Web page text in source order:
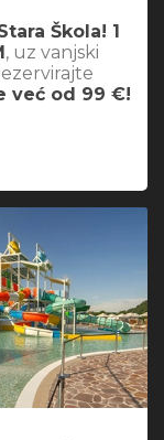
Škola! 1
, uz vanjski
već od 99 €!